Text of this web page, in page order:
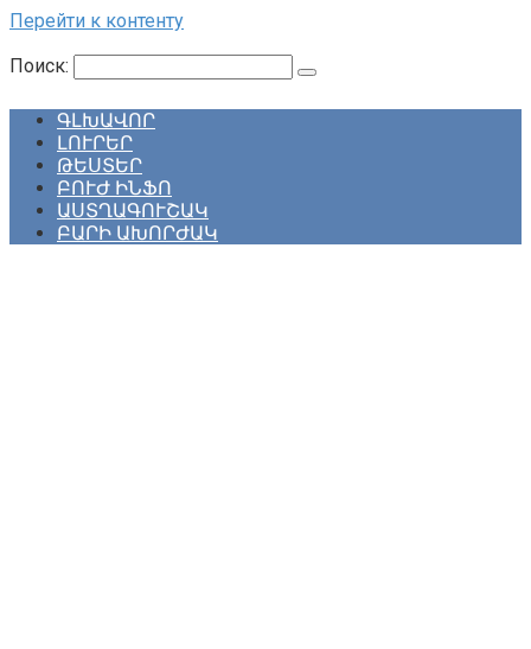
Перейти к контенту
Поиск:
ԳԼԽԱՎՈՐ
ԼՈՒՐԵՐ
ԹԵՍՏԵՐ
ԲՈՒԺ ԻՆՖՈ
ԱՍՏՂԱԳՈՒՇԱԿ
ԲԱՐԻ ԱԽՈՐԺԱԿ